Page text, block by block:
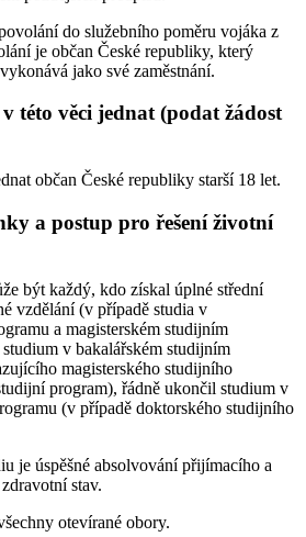
do služebního poměru vojáka z
je občan České republiky, který
jako své zaměstnání.
této věci jednat (podat žádost
občan České republiky starší 18 let.
a postup pro řešení životní
být každý, kdo získal úplné střední
vzdělání (v případě studia v
a magisterském studijním
v bakalářském studijním
magisterského studijního
program), řádně ukončil studium v
(v případě doktorského studijního
je úspěšné absolvování přijímacího a
stav.
otevírané obory.